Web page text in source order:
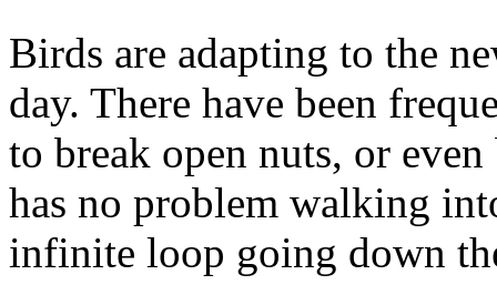
Birds are adapting to the
day. There have been
to break open nuts, or
has no problem walking
infinite loop going down